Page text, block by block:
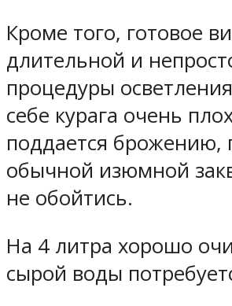
Кроме того, готовое
длительной и
процедуры
себе курага очень
поддается брожению,
обычной изюмной
не обойтись.
На 4 литра хорошо
сырой воды